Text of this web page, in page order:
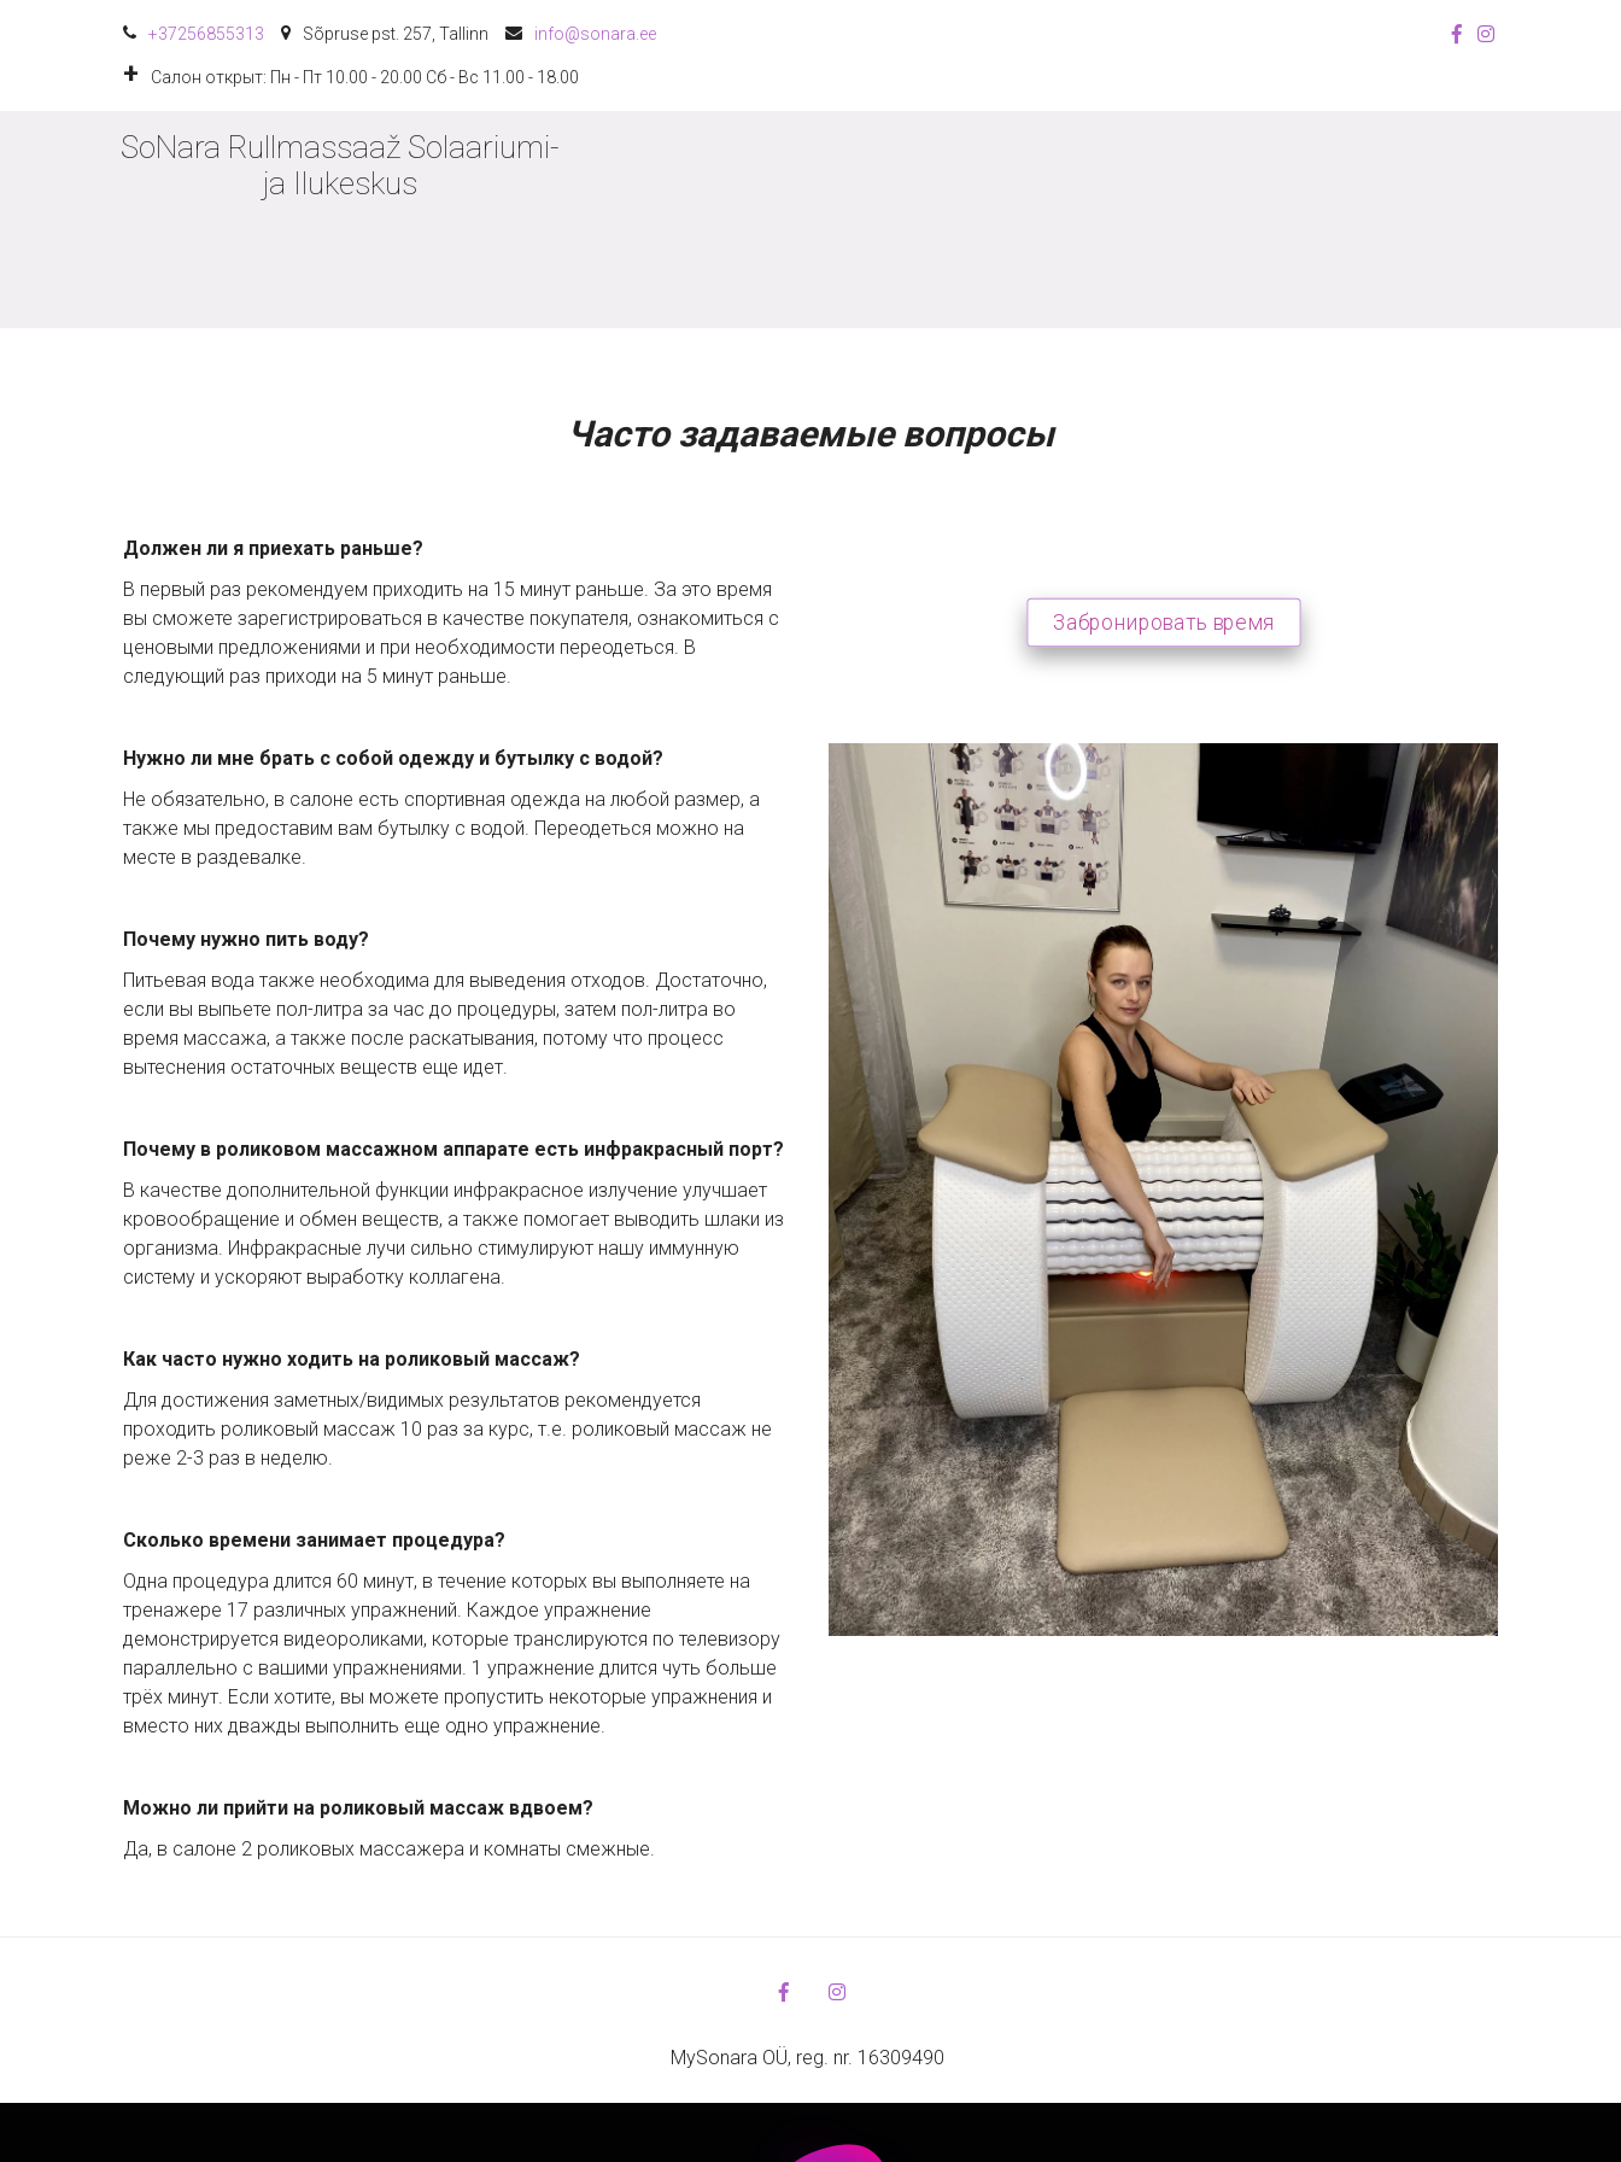
+37256855313 Sõpruse pst. 257 Tallinn info@sonara.ee
Салон открыт: Пн - Пт 10.00 - 20.00 Сб - Вс 11.00 - 18.00
SoNara Rullmassaaž Solaariumi-
ja Ilukeskus
Часто задаваемые вопросы
Должен ли я приехать раньше?
В первый раз рекомендуем приходить на 15 минут раньше. За это время
вы сможете зарегистрироваться в качестве покупателя, ознакомиться с
ценовыми предложениями и при необходимости переодеться. В
следующий раз приходи на 5 минут раньше.
Нужно ли мне брать с собой одежду и бутылку с водой?
Не обязательно, в салоне есть спортивная одежда на любой размер, а
также мы предоставим вам бутылку с водой. Переодеться можно на
месте в раздевалке.
Почему нужно пить воду?
Питьевая вода также необходима для выведения отходов. Достаточно,
если вы выпьете пол-литра за час до процедуры, затем пол-литра во
время массажа, а также после раскатывания, потому что процесс
вытеснения остаточных веществ еще идет.
Почему в роликовом массажном аппарате есть инфракрасный порт?
В качестве дополнительной функции инфракрасное излучение улучшает
кровообращение и обмен веществ, а также помогает выводить шлаки из
организма. Инфракрасные лучи сильно стимулируют нашу иммунную
систему и ускоряют выработку коллагена.
Как часто нужно ходить на роликовый массаж?
Для достижения заметных/видимых результатов рекомендуется
проходить роликовый массаж 10 раз за курс, т.е. роликовый массаж не
реже 2-3 раз в неделю.
Сколько времени занимает процедура?
Одна процедура длится 60 минут, в течение которых вы выполняете на
тренажере 17 различных упражнений. Каждое упражнение
демонстрируется видеороликами, которые транслируются по телевизору
параллельно с вашими упражнениями. 1 упражнение длится чуть больше
трёх минут. Если хотите, вы можете пропустить некоторые упражнения и
вместо них дважды выполнить еще одно упражнение.
Можно ли прийти на роликовый массаж вдвоем?
Да, в салоне 2 роликовых массажера и комнаты смежные.
Забронировать время
MySonara OÜ, reg. nr. 16309490